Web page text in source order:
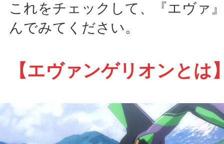
これをチェックして、『エヴァ
んでみてください。
【エヴァンゲリオンとは